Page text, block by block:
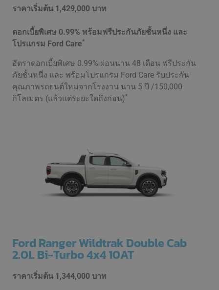
ราคาเริ่มต้น 1,429,000 บาท
ดอกเบี้ยพิเศษ 0.99% พร้อมฟรีประกันภัยชั้นหนึ่ง และ
โปรแกรม Ford Care*
อัตราดอกเบี้ยพิเศษ 0.99% ผ่อนนาน 48 เดือน ฟรีประกัน
ภัยชั้นหนึ่ง และ พร้อมโปรแกรม Ford Care รับประกัน
คุณภาพรถยนต์ใหม่จากโรงงาน นาน 5 ปี /150,000
กิโลเมตร (แล้วแต่ระยะใดถึงก่อน)*
Ford Ranger Wildtrak Double Cab
2.0L Bi-Turbo 4x4 10AT
ราคาเริ่มต้น 1,344,000 บาท